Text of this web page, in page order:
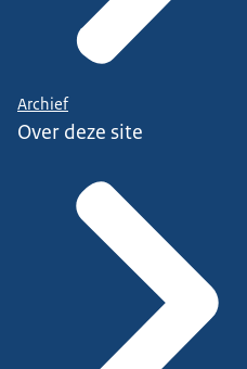
Archief
Over deze site